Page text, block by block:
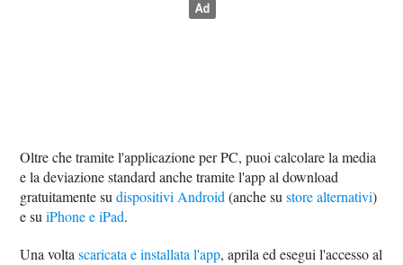
Oltre che tramite l'applicazione per PC, puoi calcolare la media
e la deviazione standard anche tramite l'app al download
gratuitamente sudispositivi Android (anche sustore alternativi)
e suiPhone e iPad.
Una voltascaricata e installata l'app, aprila ed esegui l'accesso al